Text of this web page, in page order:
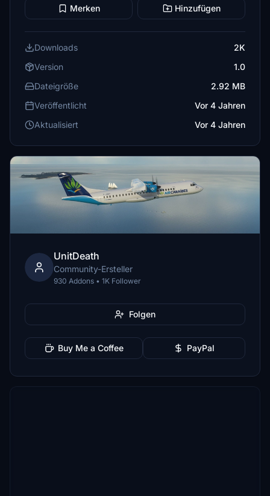
Merken Hinzufügen
Downloads
2K
Version
1.0
Dateigröße
2.92 MB
Veröffentlicht
Vor 4 Jahren
Aktualisiert
Vor 4 Jahren
UnitDeath
Community-Ersteller
930 Addons • 1K Follower
Folgen
Buy Me a Coffee PayPal